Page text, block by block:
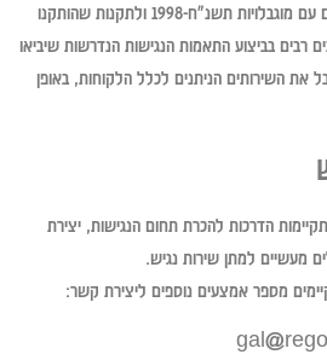
בהתאם לחוק שוויון זכויות לאנשים עם מוגבלויות תשנ"ח-1998 ולתקנות שהותקנו
רבים בביצוע התאמות הנגישות הנדרשות שיביאו
את השירותים הניתנים לכלל הלקוחות, באופן
הדרכות להכרת תחום הנגישות, יצירת
מעשיים למתן שירות נגיש.
מספר אמצעים נוספים ליצירת קשר: